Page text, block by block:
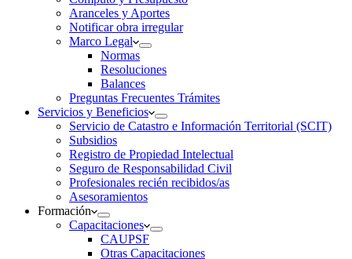
Aranceles y Aportes
Notificar obra irregular
Marco Legal
Normas
Resoluciones
Balances
Preguntas Frecuentes Trámites
Servicios y Beneficios
Servicio de Catastro e Información Territorial (SCIT)
Subsidios
Registro de Propiedad Intelectual
Seguro de Responsabilidad Civil
Profesionales recién recibidos/as
Asesoramientos
Formación
Capacitaciones
CAUPSF
Otras Capacitaciones